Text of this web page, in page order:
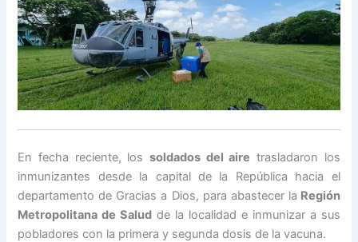
En fecha reciente, los soldados del aire trasladaron los
inmunizantes desde la capital de la República hacia el
departamento de Gracias a Dios, para abastecer la Región
Metropolitana de Salud de la localidad e inmunizar a sus
pobladores con la primera y segunda dosis de la vacuna.